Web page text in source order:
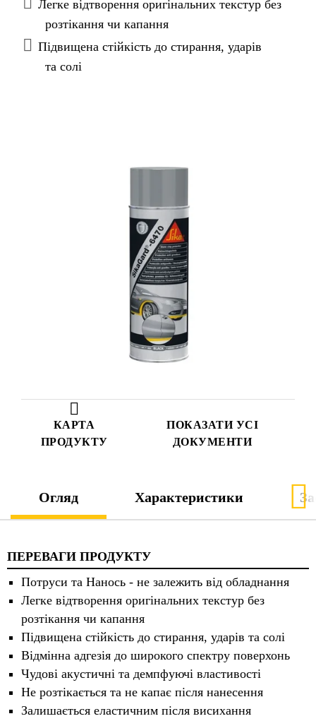
КАРТА
ПРОДУКТУ
ПОКАЗАТИ УСІ
ДОКУМЕНТИ
Sikagard®-6470 S демонструє найкращі в своєму
класі характеристики фарбування, особливо з
системами фарбування на водній основі. Після
висихання залишається міцне покриття,
Легке відтворення оригінальних текстур без
розтікання чи капання
Підвищена стійкість до стирання, ударів
та солі
Огляд Характеристики
ПЕРЕВАГИ ПРОДУКТУ
Потруси та Нанось - не залежить від обладнання
Легке відтворення оригінальних текстур без
розтікання чи капання
Підвищена стійкість до стирання, ударів та солі
Відмінна адгезія до широкого спектру поверхонь
Чудові акустичні та демпфуючі властивості
Не розтікається та не капає після нанесення
Залишається еластичним після висихання